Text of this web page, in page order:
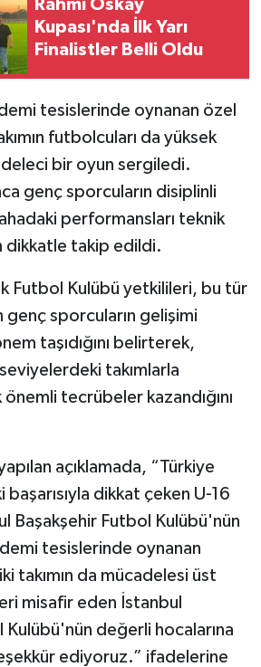
Rahmi Oskay
Kupası'nda İlk Yarı
Finalistler Belli Oldu
tesislerinde oynanan özel
futbolcuları da yüksek
bir oyun sergiledi.
genç sporcuların disiplinli
performansları teknik
dikkatle takip edildi.
Futbol Kulübü yetkilileri, bu tür
genç sporcuların gelişimi
taşıdığını belirterek,
takımlarla
tecrübeler kazandığını
açıklamada, “Türkiye
başarısıyla dikkat çeken U-16
Başakşehir Futbol Kulübü'nün
tesislerinde oynanan
takımın da mücadelesi üst
misafir eden İstanbul
Kulübü'nün değerli hocalarına
ediyoruz.” ifadelerine